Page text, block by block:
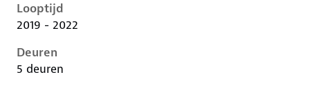
Looptijd
2019 - 2022
Deuren
5 deuren